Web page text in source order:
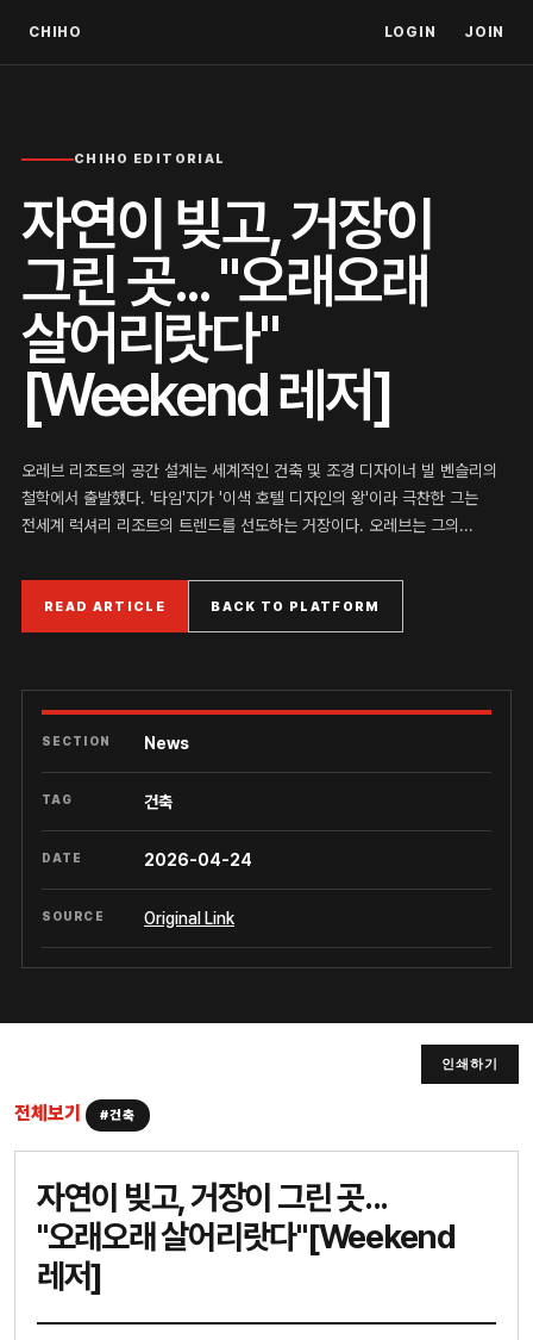
CHIHO LOGIN JOIN
CHIHO EDITORIAL
자연이 빚고, 거장이
그린 곳... "오래오래
살어리랏다"
[Weekend 레저]
오레브 리조트의 공간 설계는 세계적인 건축 및 조경 디자이너 빌 벤슬리의
철학에서 출발했다. '타임'지가 '이색 호텔 디자인의 왕'이라 극찬한 그는
전세계 럭셔리 리조트의 트렌드를 선도하는 거장이다. 오레브는 그의...
READ ARTICLE BACK TO PLATFORM
SECTION News
TAG 건축
DATE 2026-04-24
SOURCE Original Link
인쇄하기
전체보기 #건축
자연이 빚고, 거장이 그린 곳...
"오래오래 살어리랏다"[Weekend
레저]